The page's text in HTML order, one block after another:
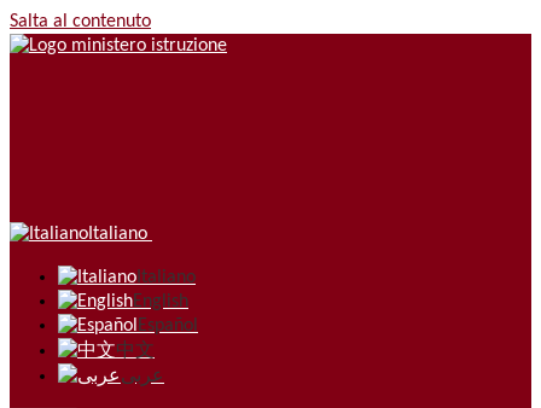
Salta al contenuto
Italiano
Italiano
English
Español
中文
عربى